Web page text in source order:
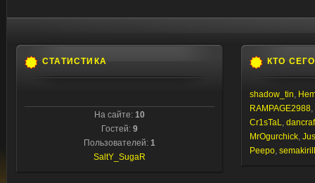
СТАТИСТИКА
На сайте: 10
Гостей: 9
Пользователей: 1
SaltY_SugaR
КТО
shadow_tin,
RAMPAGE2988,
Cr1sTaL,
MrOgurchick,
Peepo, semakirill